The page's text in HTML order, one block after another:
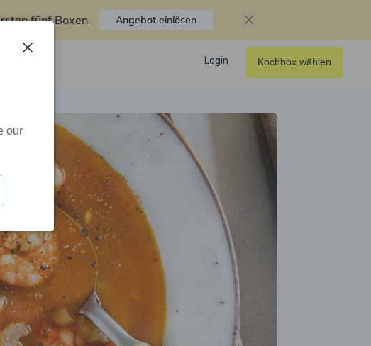
fünf Boxen. Angebot einlösen
Login Kochbox wählen
our